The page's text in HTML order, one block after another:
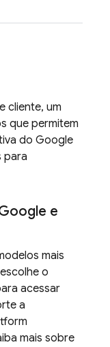
cliente, um
que permitem
do Google
para
e
mais
o
acessar
a
mais sobre